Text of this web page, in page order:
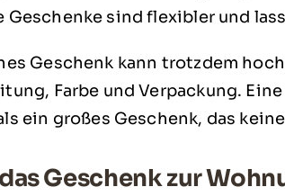
Geschenke sind flexibler und
Geschenk kann trotzdem
Farbe und Verpackung.
ein großes Geschenk, das
Geschenk zur